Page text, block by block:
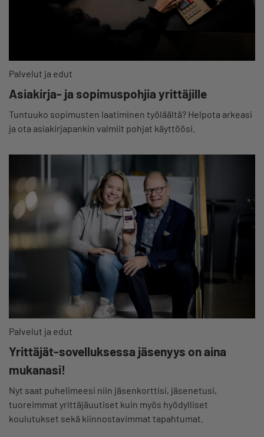
Palvelut ja edut
Asiakirja- ja sopimuspohjia yrittäjille
Tuntuuko sopimusten laatiminen työläältä? Helpota arkeasi
ja ota asiakirjapankin valmiit pohjat käyttöösi.
Palvelut ja edut
Yrittäjät-sovelluksessa jäsenyys on aina
mukanasi!
Nyt saat puhelimeesi niin jäsenkorttisi, jäsenetusi,
tuoreimmat yrittäjäuutiset kuin myös hyödylliset
koulutukset sekä kiinnostavimmat tapahtumat.